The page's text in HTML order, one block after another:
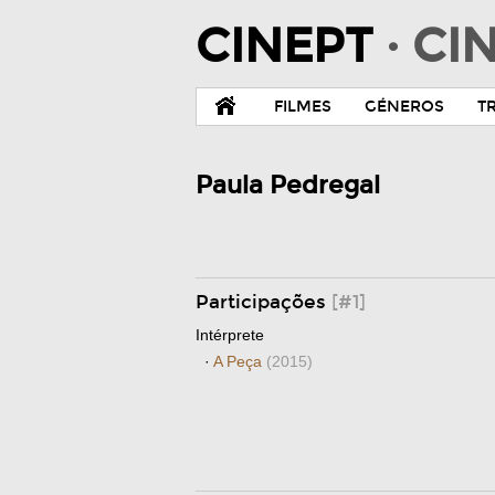
CINEPT ·
FILMES GÉNEROS
Paula Pedregal
Participações [#1]
Intérprete
· A Peça (2015)